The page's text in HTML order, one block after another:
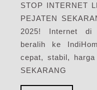
STOP INTERNET
PEJATEN
2025! Internet di
beralih ke
cepat, stabil, harga
SEKARANG